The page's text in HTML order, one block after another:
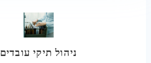
ניהול תיקי עובדים